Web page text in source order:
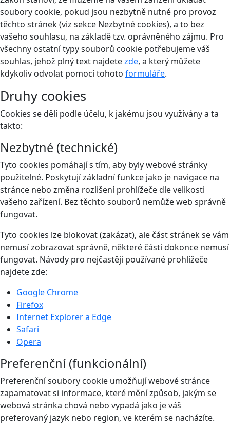
soubory cookie, pokud jsou nezbytně nutné pro provoz
těchto stránek (viz sekce Nezbytné cookies), a to bez
vašeho souhlasu, na základě tzv. oprávněného zájmu. Pro
všechny ostatní typy souborů cookie potřebujeme váš
souhlas, jehož plný text najdetezde, a který můžete
kdykoliv odvolat pomocí tohoto formuláře.
Druhy cookies
Cookies se dělí podle účelu, k jakému jsou využívány a ta
takto:
Nezbytné (technické)
Tyto cookies pomáhají s tím, aby byly webové stránky
použitelné. Poskytují základní funkce jako je navigace na
stránce nebo změna rozlišení prohlížeče dle velikosti
vašeho zařízení. Bez těchto souborů nemůže web správně
fungovat.
Tyto cookies lze blokovat (zakázat), ale část stránek se vám
nemusí zobrazovat správně, některé části dokonce nemusí
fungovat. Návody pro nejčastěji používané prohlížeče
najdete zde:
Google Chrome
Firefox
Internet Explorer a Edge
Safari
Opera
Preferenční (funkcionální)
Preferenční soubory cookie umožňují webové stránce
zapamatovat si informace, které mění způsob, jakým se
webová stránka chová nebo vypadá jako je váš
preferovaný jazyk nebo region, ve kterém se nacházíte.